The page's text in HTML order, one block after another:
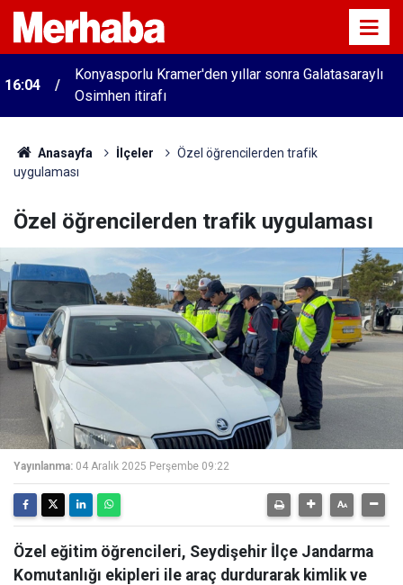
16:04
Konyasporlu Kramer'den yıllar sonra Galatasaraylı
Osimhen itirafı
Anasayfa İlçeler
Özel öğrencilerden trafik
uygulaması
Özel öğrencilerden trafik uygulaması
Yayınlanma: 04 Aralık 2025 Perşembe 09:22
Özel eğitim öğrencileri, Seydişehir İlçe Jandarma
Komutanlığı ekipleri ile araç durdurarak kimlik ve